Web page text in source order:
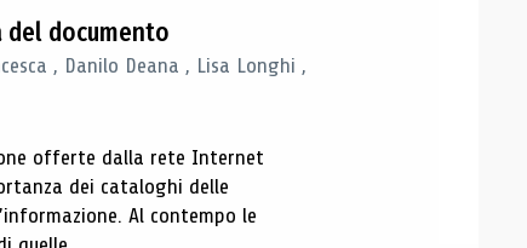
del documento
, Danilo Deana , Lisa Longhi ,
offerte dalla rete Internet
dei cataloghi delle
Al contempo le